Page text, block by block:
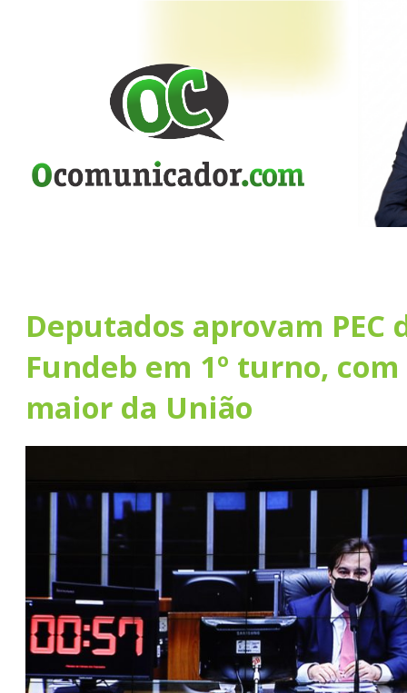
Deputados aprovam PEC
Fundeb em 1º turno,
maior da União